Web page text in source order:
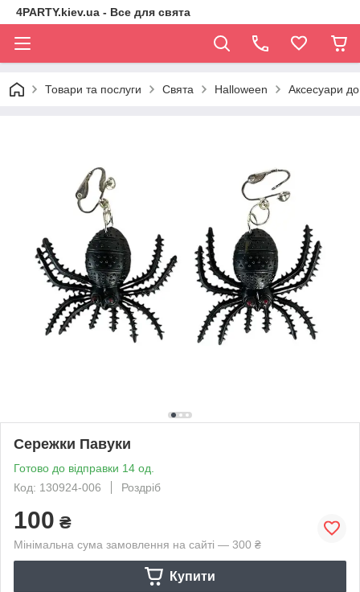
4PARTY.kiev.ua - Все для свята
Товари та послуги Свята Halloween Аксесуари
Сережки Павуки
Готово до відправки 14 од.
Код: 130924-006
Роздріб
100 ₴
Мінімальна сума замовлення на сайті — 300 ₴
Купити